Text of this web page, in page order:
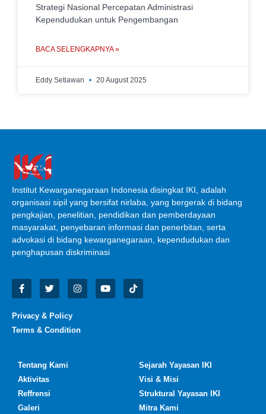
Strategi Nasional Percepatan Administrasi
Kependudukan untuk Pengembangan
BACA SELENGKAPNYA »
Eddy Setiawan 20 August 2025
Institut Kewarganegaraan Indonesia disingkat IKI, adalah
organisasi sipil yang bersifat nirlaba, yang bergerak di bidang
pengkajian, penelitian, pendidikan dan pemberdayaan
masyarakat, penyebaran informasi dan penerbitan, serta
advokasi di bidang kewarganegaraan, kependudukan dan
penghapusan diskriminasi
Privacy & Policy
Terms & Condition
Tentang Kami
Aktivitas
Reffrensi
Galeri
Sejarah Yayasan IKI
Visi & Misi
Struktural Yayasan IKI
Mitra Kami